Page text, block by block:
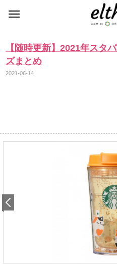
【随時更新】2021年スタ
ズまとめ
2021-06-14